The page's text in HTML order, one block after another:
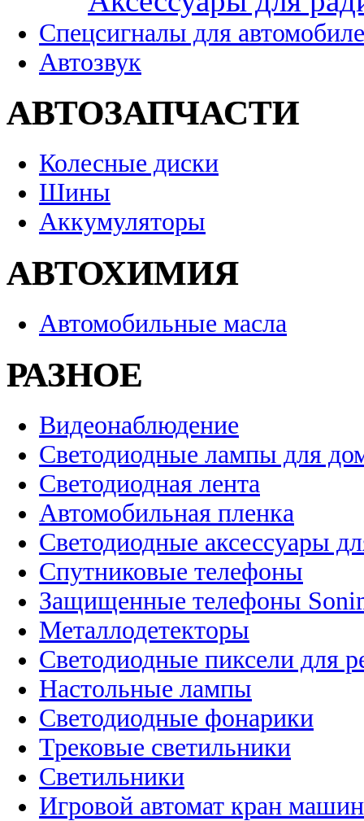
Спецсигналы для
Автозвук
АВТОЗАПЧАСТИ
Колесные диски
Шины
Аккумуляторы
АВТОХИМИЯ
Автомобильные масла
РАЗНОЕ
Видеонаблюдение
Светодиодные лампы для
Светодиодная лента
Автомобильная пленка
Светодиодные аксессуары
Спутниковые телефоны
Защищенные телефоны
Металлодетекторы
Светодиодные пиксели для
Настольные лампы
Светодиодные фонарики
Трековые светильники
Светильники
Игровой автомат кран